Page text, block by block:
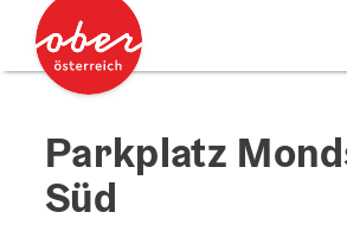
Zum Inhalt
Zum Seitenanfang
Parkplatz
Süd